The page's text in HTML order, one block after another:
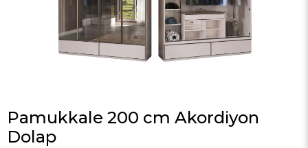
Pamukkale 200 cm Akordiyon
Dolap